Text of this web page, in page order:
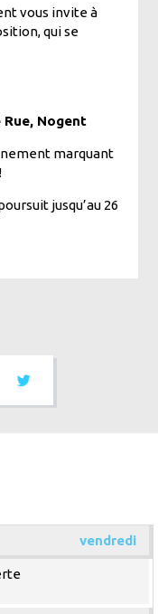
vous invite à
qui se
Rue, Nogent
marquant
jusqu’au 26
vendredi